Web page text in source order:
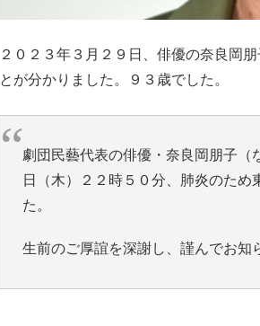
２０２３年３月２９日、俳優の奈良岡
とが分かりました。９３歳でした。
劇団民藝代表の俳優・奈良岡朋子
日（木）２２時５０分、肺炎のた
た。
生前のご厚誼を深謝し、謹んでお知